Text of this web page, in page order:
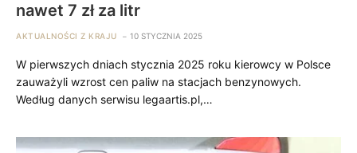
nawet 7 zł za litr
AKTUALNOŚCI Z KRAJU 10 STYCZNIA 2025
W pierwszych dniach stycznia 2025 roku kierowcy w Polsce
zauważyli wzrost cen paliw na stacjach benzynowych.
Według danych serwisu legaartis.pl,…